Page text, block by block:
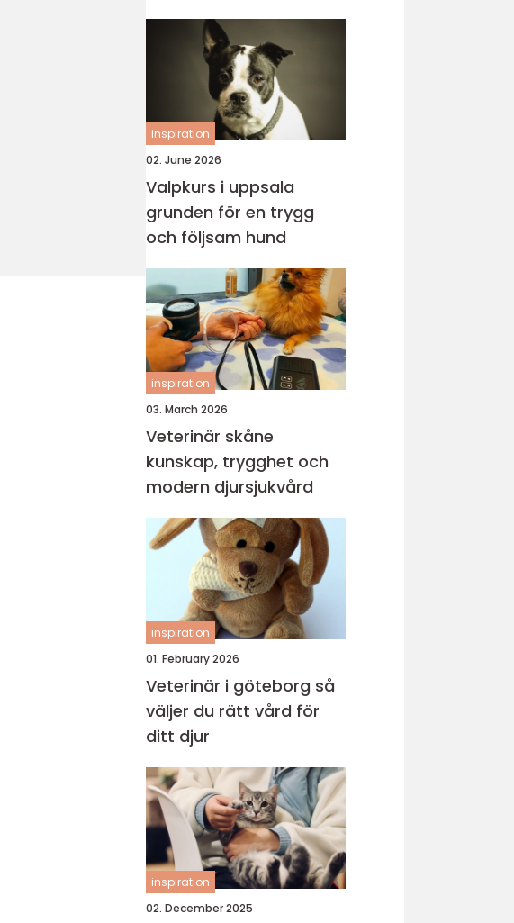
katt
inspiration
02. June 2026
Valpkurs i uppsala
grunden för en trygg
och följsam hund
inspiration
03. March 2026
Veterinär skåne
kunskap, trygghet och
modern djursjukvård
inspiration
01. February 2026
Veterinär i göteborg så
väljer du rätt vård för
ditt djur
inspiration
02. December 2025